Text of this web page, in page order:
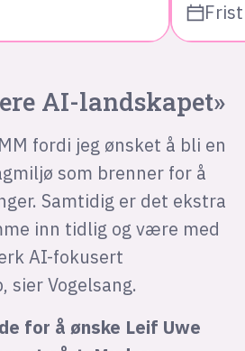
AI-landskapet»
fordi jeg ønsket å bli en
som brenner for å
Samtidig er det ekstra
inn tidlig og være med
AI-fokusert
sier Vogelsang.
for å ønske Leif Uwe